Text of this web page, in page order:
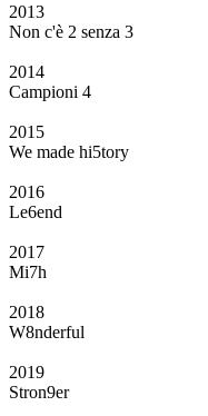
2013
Non c'è 2 senza 3
2014
Campioni 4
2015
We made hi5tory
2016
Le6end
2017
Mi7h
2018
W8nderful
2019
Stron9er